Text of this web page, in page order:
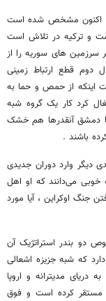
هم اکنون مشخص شده است
و ترکیه در تلاش است
سرزمین های سوریه را از
دوم قطع ارتباط زمینی
اینکه از حمص و حما به
کرد کار یک گروه شبه
دمشق آنقدرها هم خشک
باشند .
دیگر وارد دوران جدیدی
می‌دانند که او اهل
جنگ اوکراین ، آیا مورد
دو بندر استراتژیک آن
که شبه جزیزه اشعالی
مدیترانه و اروپا
مستقر کرده است و فوق